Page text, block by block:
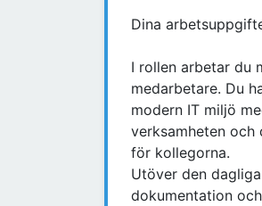
Dina
I rollen arbetar du
medarbetare. Du
modern IT miljö
verksamheten
för kollegorna.
Utöver den
dokumentation